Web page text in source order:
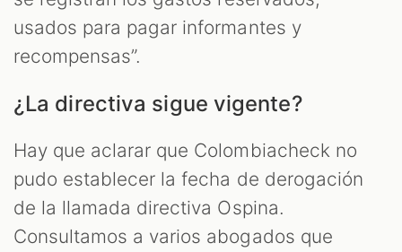
usados para pagar informantes y
recompensas”.
¿La directiva sigue vigente?
Hay que aclarar que Colombiacheck no
pudo establecer la fecha de derogación
de la llamada directiva Ospina.
Consultamos a varios abogados que